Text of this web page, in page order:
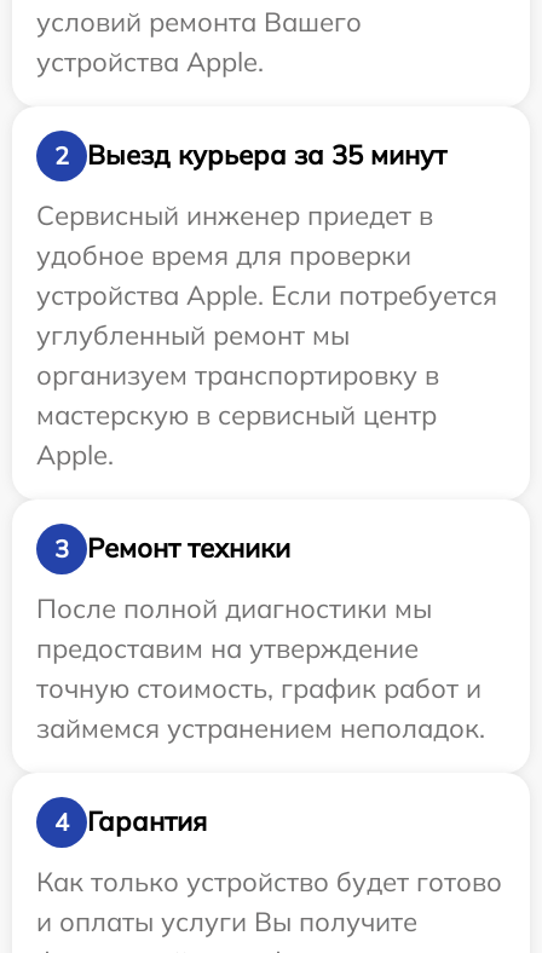
условий ремонта Вашего
устройства Apple.
2
Выезд курьера за 35 минут
Сервисный инженер приедет в
удобное время для проверки
устройства Apple. Если потребуется
углубленный ремонт мы
организуем транспортировку в
мастерскую в сервисный центр
Apple.
3
Ремонт техники
После полной диагностики мы
предоставим на утверждение
точную стоимость, график работ и
займемся устранением неполадок.
4
Гарантия
Как только устройство будет готово
и оплаты услуги Вы получите